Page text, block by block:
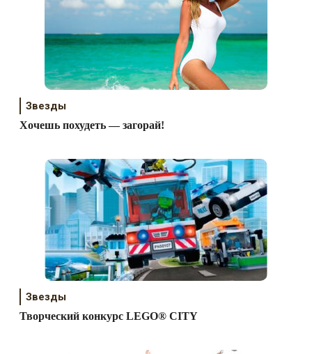
Звезды
Хочешь похудеть — загорай!
Звезды
Творческий конкурс LEGO® CITY